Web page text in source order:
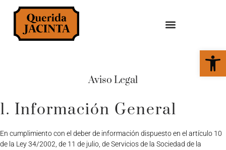
Abrir
Aviso Legal
1. Información General
En cumplimiento con el deber de información dispuesto en el artículo 10
de la Ley 34/2002, de 11 de julio, de Servicios de la Sociedad de la